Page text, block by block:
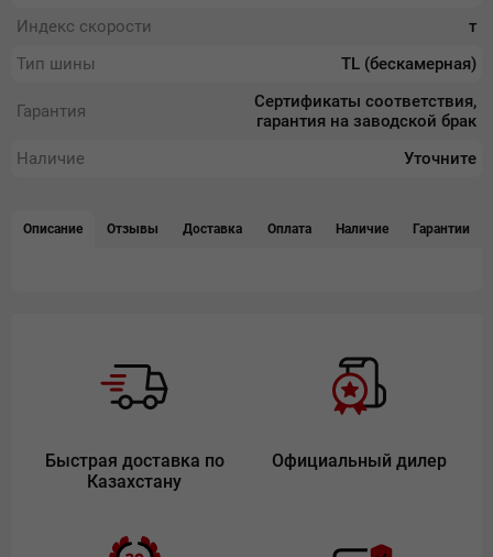
Индекс скорости
т
Тип шины
TL (бескамерная)
Гарантия
Сертификаты соответствия,
гарантия на заводской брак
Наличие
Уточните
Описание Отзывы Доставка Оплата Наличие Гарантии
Быстрая доставка по
Казахстану
Официальный дилер